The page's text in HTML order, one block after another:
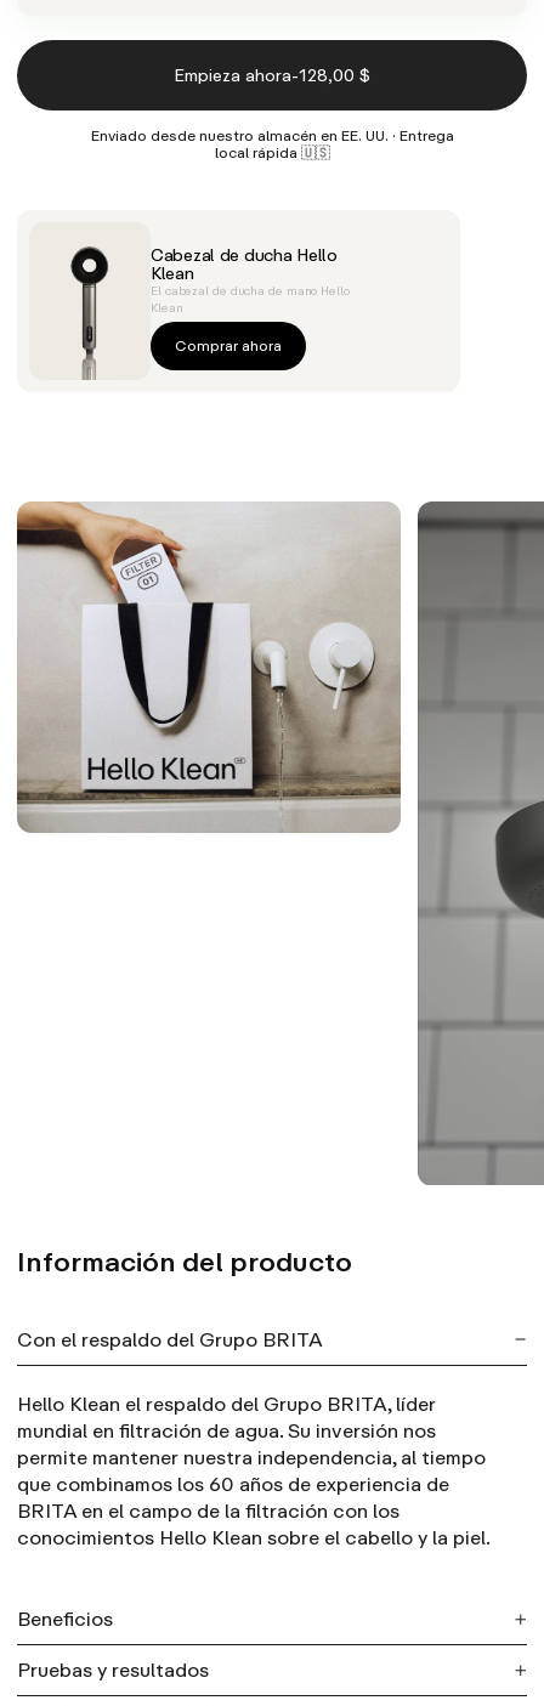
Empieza ahora-128,00 $
Enviado desde nuestro almacén en EE. UU. · Entrega
local rápida 🇺🇸
Cabezal de ducha Hello
Klean
El cabezal de ducha de mano Hello
Klean
Comprar ahora
Información del producto
Con el respaldo del Grupo BRITA
Hello Klean el respaldo del Grupo BRITA, líder
mundial en filtración de agua. Su inversión nos
permite mantener nuestra independencia, al tiempo
que combinamos los 60 años de experiencia de
BRITA en el campo de la filtración con los
conocimientos Hello Klean sobre el cabello y la piel.
Beneficios
Pruebas y resultados